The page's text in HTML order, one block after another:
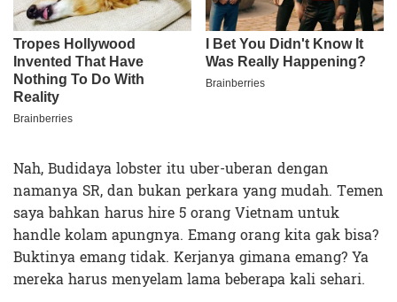
Nah, Budidaya lobster itu uber-uberan dengan
namanya SR, dan bukan perkara yang mudah. Temen
saya bahkan harus hire 5 orang Vietnam untuk
handle kolam apungnya. Emang orang kita gak bisa?
Buktinya emang tidak. Kerjanya gimana emang? Ya
mereka harus menyelam lama beberapa kali sehari.